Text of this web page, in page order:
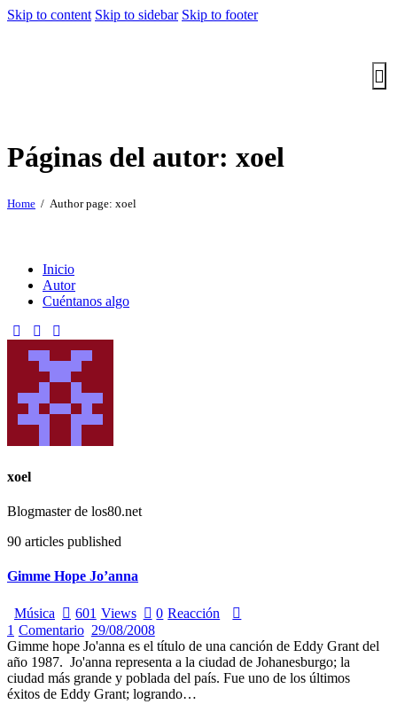
Skip to content Skip to sidebar Skip to footer
Páginas del autor: xoel
Home Author page: xoel
Inicio
Autor
Cuéntanos algo
xoel
Blogmaster de los80.net
90 articles published
Gimme Hope Jo’anna
Música 601 Views 0 Reacción
1 Comentario 29/08/2008
Gimme hope Jo'anna es el título de una canción de Eddy Grant del
año 1987. Jo'anna representa a la ciudad de Johanesburgo; la
ciudad más grande y poblada del país. Fue uno de los últimos
éxitos de Eddy Grant; logrando…